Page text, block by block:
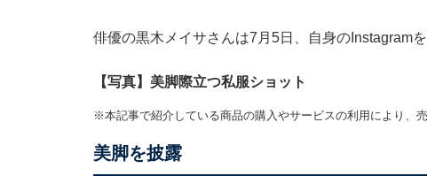
俳優の黒木メイサさんは7月5日、自身のInstagram
【写真】美脚際立つ私服ショット
※本記事で紹介している商品の購入やサービスの利用により、
美脚を披露